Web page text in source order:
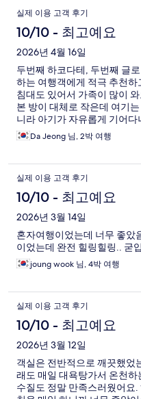
실제 이용 고객 후기
10/10 - 최고예요
2026년 4월 16일
두번째 하코다테, 두번째 글
하는 여행객에게 적극 추천
침대도 있어서 가족이 많이
본 방이 대체로 작은데 여기
니라 아기가 자유롭게 기어
조식도 신선하고 맛있었어요!!
Da Jeong 님, 2박 여행
실제 이용 고객 후기
10/10 - 최고예요
2026년 3월 14일
혼자여행이었는데 너무 좋았
이었는데 완전 힐링힐링.. 굳
joung wook 님, 4박 여행
실제 이용 고객 후기
10/10 - 최고예요
2026년 3월 12일
객실은 전반적으로 깨끗했었
래도 매일 대욕탕가서 온천
수질도 정말 만족스러웠어요